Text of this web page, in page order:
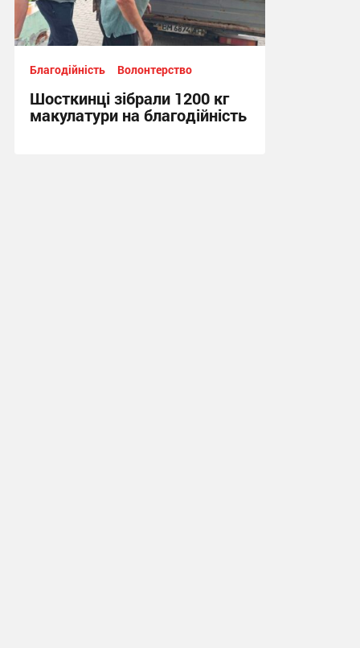
Благодійність Волонтерство
Шосткинці зібрали 1200 кг
макулатури на благодійність